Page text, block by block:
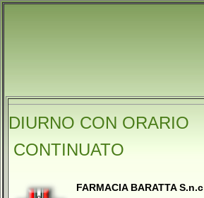
DIURNO CON ORARIO
CONTINUATO
FARMACIA BARATTA S.n.c